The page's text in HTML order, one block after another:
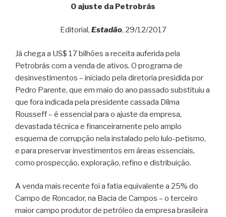
O ajuste da Petrobrás
Editorial, Estadão, 29/12/2017
Já chega a US$ 17 bilhões a receita auferida pela
Petrobrás com a venda de ativos. O programa de
desinvestimentos – iniciado pela diretoria presidida por
Pedro Parente, que em maio do ano passado substituiu a
que fora indicada pela presidente cassada Dilma
Rousseff – é essencial para o ajuste da empresa,
devastada técnica e financeiramente pelo amplo
esquema de corrupção nela instalado pelo lulo-petismo,
e para preservar investimentos em áreas essenciais,
como prospecção, exploração, refino e distribuição.
A venda mais recente foi a fatia equivalente a 25% do
Campo de Roncador, na Bacia de Campos – o terceiro
maior campo produtor de petróleo da empresa brasileira